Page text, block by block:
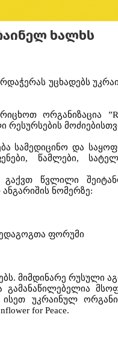
ᲮᲐᲚᲮᲡ
უცხადებს
ორგანიზაცია ”
რესურსების
სამედიცინო და
, წამლები,
გაქვთ წვლილი
ანგარიშის ნომერზე:
ფორუმი
. მიმდინარე რუსული
გამანაწილებელია
ისეთ უკრაინულ
for Peace.